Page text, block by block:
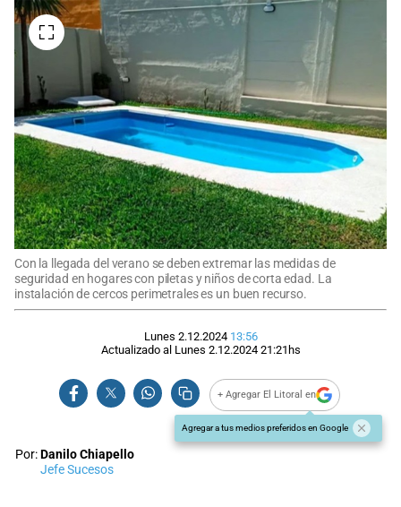
Con la llegada del verano se deben extremar las medidas de
seguridad en hogares con piletas y niños de corta edad. La
instalación de cercos perimetrales es un buen recurso.
Lunes 2.12.2024 13:56
Actualizado al Lunes 2.12.2024 21:21hs
+ Agregar El Litoral en
Agregar a tus medios preferidos en Google
Por:Danilo Chiapello
Jefe Sucesos